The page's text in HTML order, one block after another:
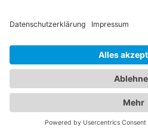
Band 1: Robert Kaiser
PDF-Flyer zur Schriftenreihe